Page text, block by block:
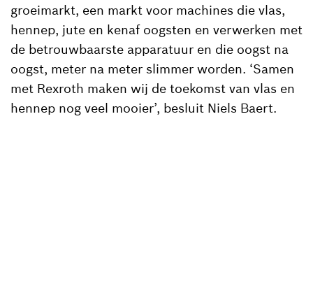
groeimarkt, een markt voor machines die vlas,
hennep, jute en kenaf oogsten en verwerken met
de betrouwbaarste apparatuur en die oogst na
oogst, meter na meter slimmer worden. ‘Samen
met Rexroth maken wij de toekomst van vlas en
hennep nog veel mooier’, besluit Niels Baert.